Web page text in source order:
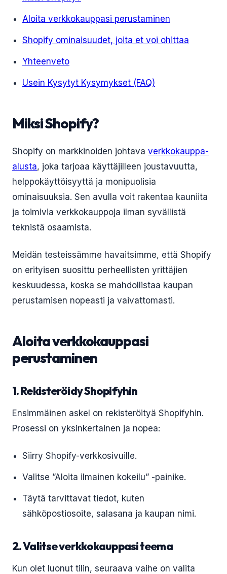
Aloita verkkokauppasi perustaminen
Shopify ominaisuudet, joita et voi ohittaa
Yhteenveto
Usein Kysytyt Kysymykset (FAQ)
Miksi Shopify?
Shopify on markkinoiden johtava verkkokauppa-
alusta, joka tarjoaa käyttäjilleen joustavuutta,
helppokäyttöisyyttä ja monipuolisia
ominaisuuksia. Sen avulla voit rakentaa kauniita
ja toimivia verkkokauppoja ilman syvällistä
teknistä osaamista.
Meidän testeissämme havaitsimme, että Shopify
on erityisen suosittu perheellisten yrittäjien
keskuudessa, koska se mahdollistaa kaupan
perustamisen nopeasti ja vaivattomasti.
Aloita verkkokauppasi
perustaminen
1. Rekisteröidy Shopifyhin
Ensimmäinen askel on rekisteröityä Shopifyhin.
Prosessi on yksinkertainen ja nopea:
Siirry Shopify-verkkosivuille.
Valitse ”Aloita ilmainen kokeilu” -painike.
Täytä tarvittavat tiedot, kuten
sähköpostiosoite, salasana ja kaupan nimi.
2. Valitse verkkokauppasi teema
Kun olet luonut tilin, seuraava vaihe on valita